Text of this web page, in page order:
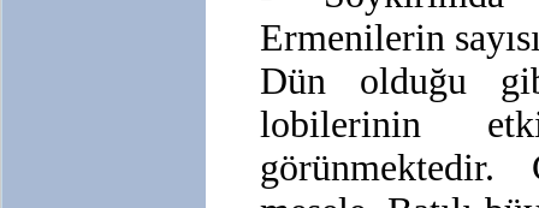
Ermenilerin
Dün olduğu
lobilerinin